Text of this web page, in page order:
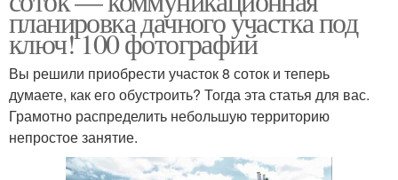
планировка дачного участка под
ключ! 100 фотографий
Вы решили приобрести участок 8 соток и теперь
думаете, как его обустроить? Тогда эта статья для вас.
Грамотно распределить небольшую территорию
непростое занятие.